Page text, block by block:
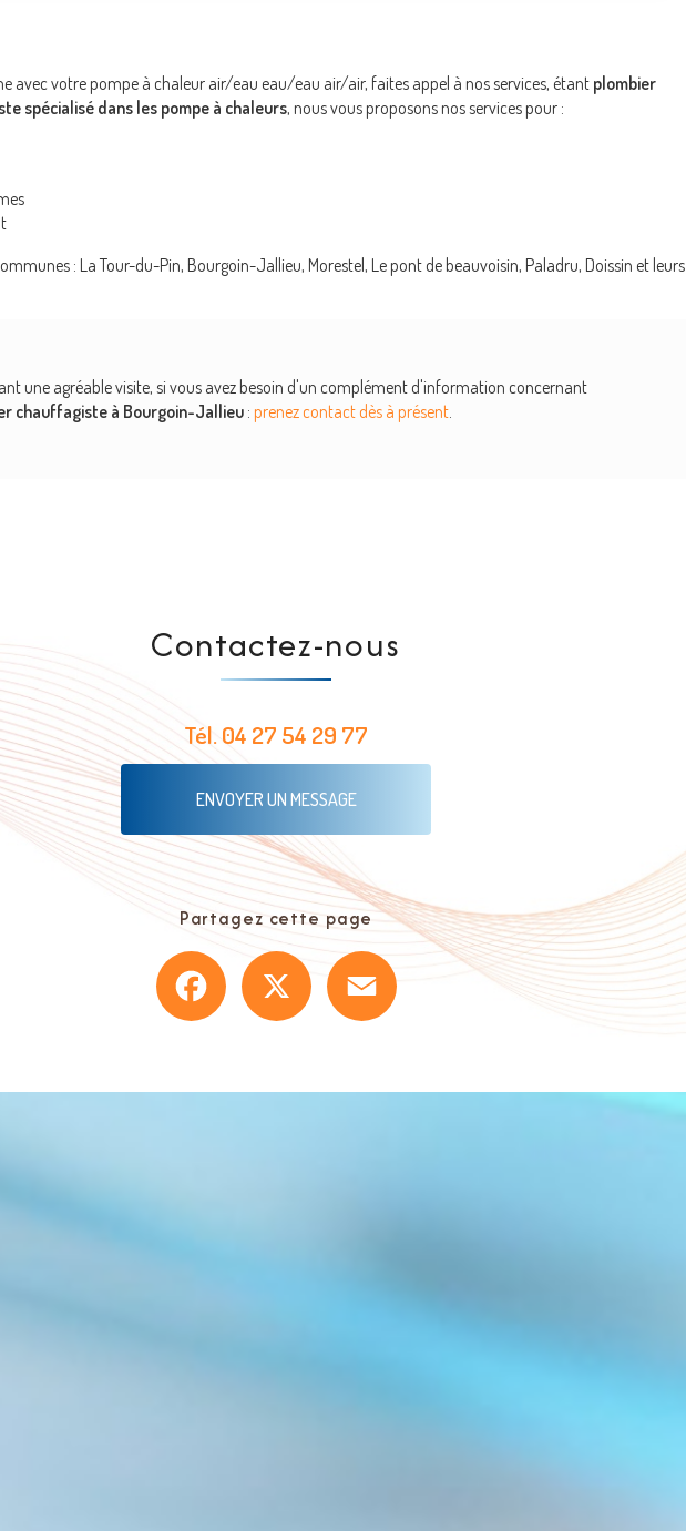
avec votre pompe à chaleur air/eau eau/eau air/air, faites appel à nos services, étant plombier
spécialisé dans les pompe à chaleurs, nous vous proposons nos services pour :
: La Tour-du-Pin, Bourgoin-Jallieu, Morestel, Le pont de beauvoisin, Paladru, Doissin et leurs
une agréable visite, si vous avez besoin d'un complément d'information concernant
chauffagisteà Bourgoin-Jallieu : prenez contact dès à présent.
Contactez-nous
Tél. 04 27 54 29 77
ENVOYER UN MESSAGE
Partagez cette page
Facebook